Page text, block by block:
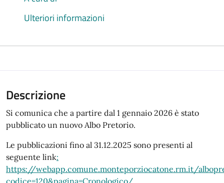
Ulteriori informazioni
Descrizione
Si comunica che a partire dal 1 gennaio 2026 è stato
pubblicato un nuovo Albo Pretorio.
Le pubblicazioni fino al 31.12.2025 sono presenti al
seguente link:
https://webapp.comune.monteporziocatone.rm.it/
codice=120&pagina=Cronologico/